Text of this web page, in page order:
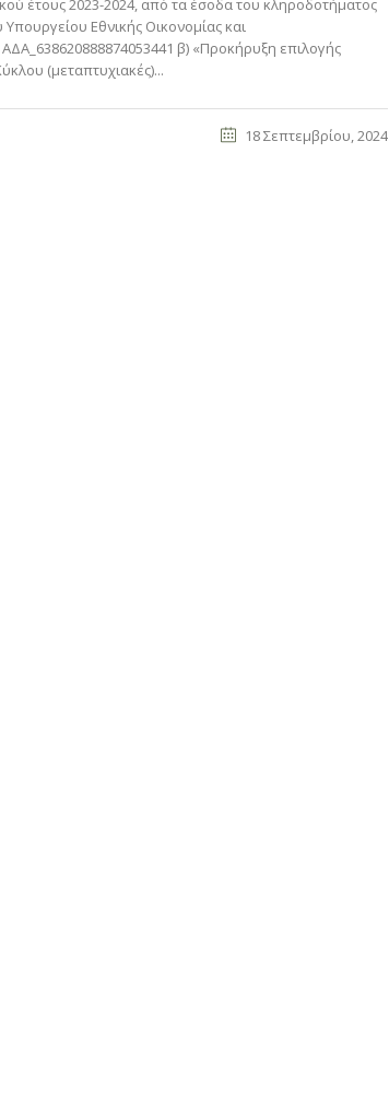
έτους 2023-2024, από τα έσοδα του κληροδοτήματος
Εθνικής Οικονομίας και
β) «Προκήρυξη επιλογής
(μεταπτυχιακές)...
18 Σεπτεμβρίου, 2024